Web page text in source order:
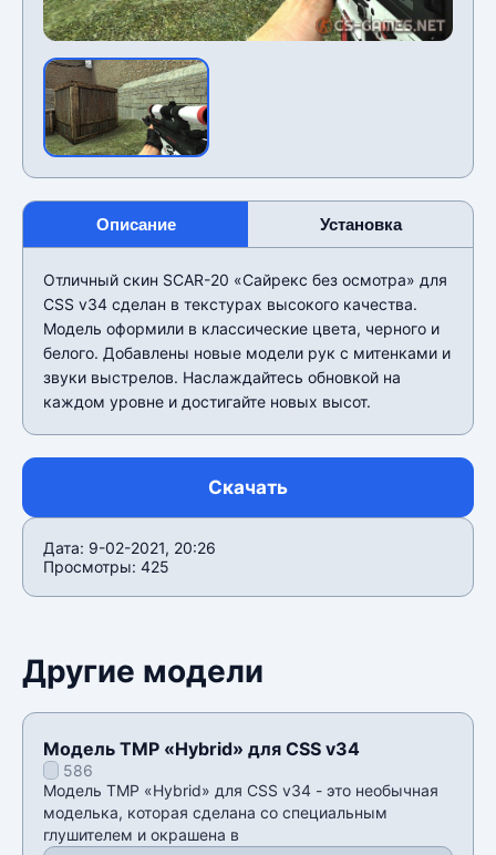
Описание Установка
Отличный скин SCAR-20 «Сайрекс без осмотра» для
CSS v34 сделан в текстурах высокого качества.
Модель оформили в классические цвета, черного и
белого. Добавлены новые модели рук с митенками и
звуки выстрелов. Наслаждайтесь обновкой на
каждом уровне и достигайте новых высот.
Скачать
Дата: 9-02-2021, 20:26
Просмотры: 425
Другие модели
Модель TMP «Hybrid» для CSS v34
586
Модель TMP «Hybrid» для CSS v34 - это необычная
моделька, которая сделана со специальным
глушителем и окрашена в